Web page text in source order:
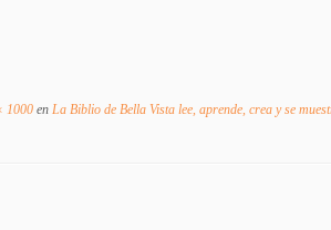
1000 en La Biblio de Bella Vista lee, aprende, crea y se